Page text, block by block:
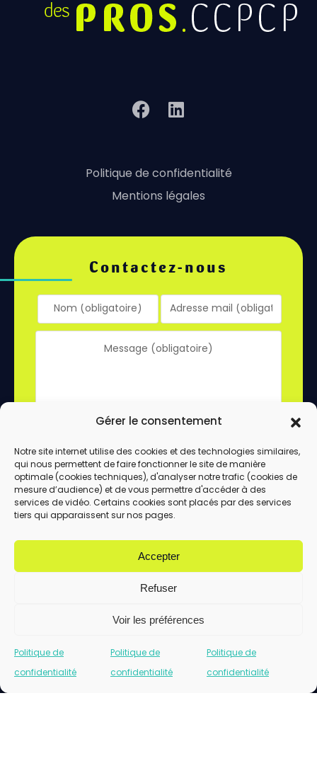
Gérer le consentement
Notre site internet utilise des cookies et des technologies similaires,
qui nous permettent de faire fonctionner le site de manière
optimale (cookies techniques), d'analyser notre trafic (cookies de
mesure d’audience) et de vous permettre d'accéder à des
services de vidéo. Certains cookies sont placés par des services
tiers qui apparaissent sur nos pages.
Accepter
Refuser
Voir les préférences
Politique de
confidentialité
Politique de
confidentialité
Politique de
confidentialité
Politique de confidentialité
Mentions légales
Contactez-nous
En utilisant ce formulaire, vous acceptez le
stockage et le traitement de vos données
par ce site.